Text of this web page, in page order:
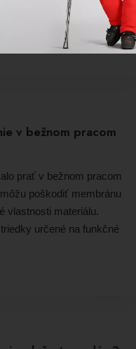
sa meniacim sa
v bežnom pracom
prať v bežnom pracom
poškodiť membránu
vlastnosti materiálu.
určené na funkčné